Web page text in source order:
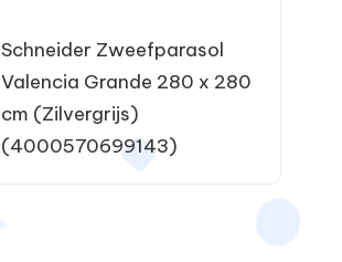
Schneider Zweefparasol
Valencia Grande 280 x 280
cm (Zilvergrijs)
(4000570699143)